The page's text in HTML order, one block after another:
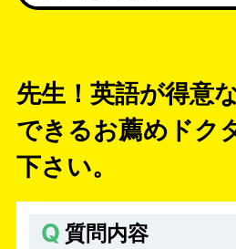
先生！英語が得意
できるお薦めドク
下さい。
Q 質問内容